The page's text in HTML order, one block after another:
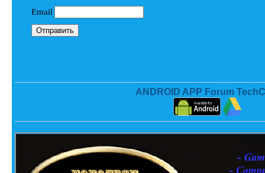
ANDROID APP Forum